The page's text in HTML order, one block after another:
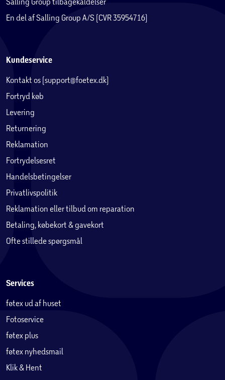
En del af Salling Group A/S (CVR 35954716)
Kundeservice
Kontakt os (support@foetex.dk)
Fortryd køb
Levering
Returnering
Reklamation
Fortrydelsesret
Handelsbetingelser
Privatlivspolitik
Reklamation eller tilbud om reparation
Betaling, købekort & gavekort
Ofte stillede spørgsmål
Services
føtex ud af huset
Fotoservice
føtex plus
føtex nyhedsmail
Klik & Hent